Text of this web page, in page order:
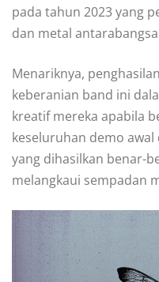
pada tahun 2023 yang
dan metal
Menariknya,
keberanian band ini
kreatif mereka apabila
keseluruhan demo
yang dihasilkan benar-
melangkaui sempadan